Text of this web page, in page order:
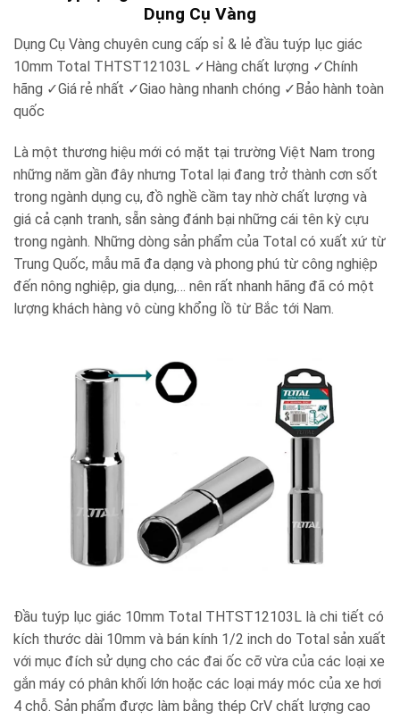
Dụng Cụ Vàng
Dụng Cụ Vàng chuyên cung cấp sỉ & lẻ đầu tuýp lục giác
10mm Total THTST12103L ✓ Hàng chất lượng ✓Chính
hãng ✓Giá rẻ nhất ✓Giao hàng nhanh chóng ✓ Bảo hành toàn
quốc
Là một thương hiệu mới có mặt tại trường Việt Nam trong
những năm gần đây nhưng Total lại đang trở thành cơn sốt
trong ngành dụng cụ, đồ nghề cầm tay nhờ chất lượng và
giá cả cạnh tranh, sẵn sàng đánh bại những cái tên kỳ cựu
trong ngành. Những dòng sản phẩm của Total có xuất xứ từ
Trung Quốc, mẫu mã đa dạng và phong phú từ công nghiệp
đến nông nghiệp, gia dụng,… nên rất nhanh hãng đã có một
lượng khách hàng vô cùng khổng lồ từ Bắc tới Nam.
Đầu tuýp lục giác 10mm Total THTST12103L là chi tiết có
kích thước dài 10mm và bán kính 1/2 inch do Total sản xuất
với mục đích sử dụng cho các đai ốc cỡ vừa của các loại xe
gắn máy có phân khối lớn hoặc các loại máy móc của xe hơi
4 chỗ. Sản phẩm được làm bằng thép CrV chất lượng cao